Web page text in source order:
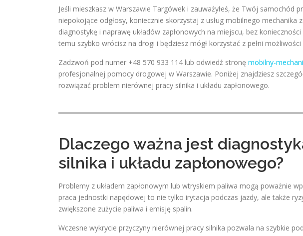
Jeśli mieszkasz w Warszawie Targówek i zauważyłeś, że Twój samochód
niepokojące odgłosy, koniecznie skorzystaj z usług mobilnego
diagnostykę i naprawę układów zapłonowych na miejscu, bez
temu szybko wrócisz na drogi i będziesz mógł korzystać z pełni
Zadzwoń pod numer +48 570 933 114 lub odwiedź stronę mobilny-
profesjonalnej pomocy drogowej w Warszawie. Poniżej znajdziesz
rozwiązać problem nierównej pracy silnika i układu zapłonowego.
Dlaczego ważna jest
silnika i układu zapłonowego?
Problemy z układem zapłonowym lub wtryskiem paliwa mogą poważnie
praca jednostki napędowej to nie tylko irytacja podczas jazdy, ale także
zwiększone zużycie paliwa i emisję spalin.
Wczesne wykrycie przyczyny nierównej pracy silnika pozwala na szybkie